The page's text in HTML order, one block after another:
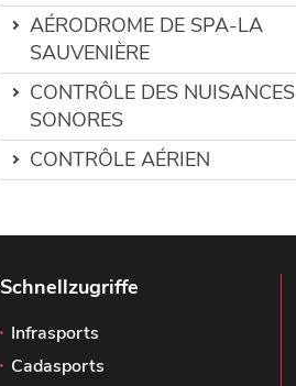
AÉRODROME DE SPA-LA
SAUVENIÈRE
CONTRÔLE DES NUISANCES
SONORES
CONTRÔLE AÉRIEN
Schnellzugriffe
Infrasports
Cadasports